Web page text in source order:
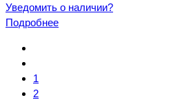
Уведомить о наличии?
Подробнее
1
2